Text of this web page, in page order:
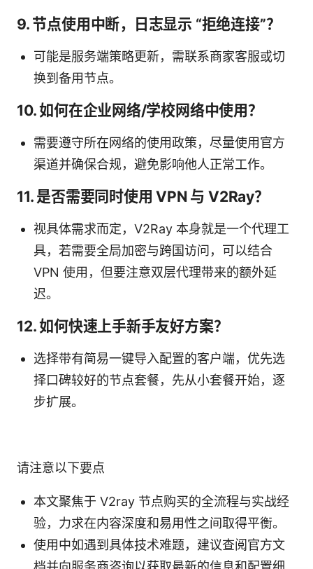
9. 节点使用中断，日志显示 “拒绝连接”？
可能是服务端策略更新，需联系商家客服或切
换到备用节点。
10. 如何在企业网络/学校网络中使用？
需要遵守所在网络的使用政策，尽量使用官方
渠道并确保合规，避免影响他人正常工作。
11. 是否需要同时使用 VPN 与 V2Ray？
视具体需求而定，V2Ray 本身就是一个代理工
具，若需要全局加密与跨国访问，可以结合
VPN 使用，但要注意双层代理带来的额外延
迟。
12. 如何快速上手新手友好方案？
选择带有简易一键导入配置的客户端，优先选
择口碑较好的节点套餐，先从小套餐开始，逐
步扩展。
请注意以下要点
本文聚焦于 V2ray 节点购买的全流程与实战经
验，力求在内容深度和易用性之间取得平衡。
使用中如遇到具体技术难题，建议查阅官方文